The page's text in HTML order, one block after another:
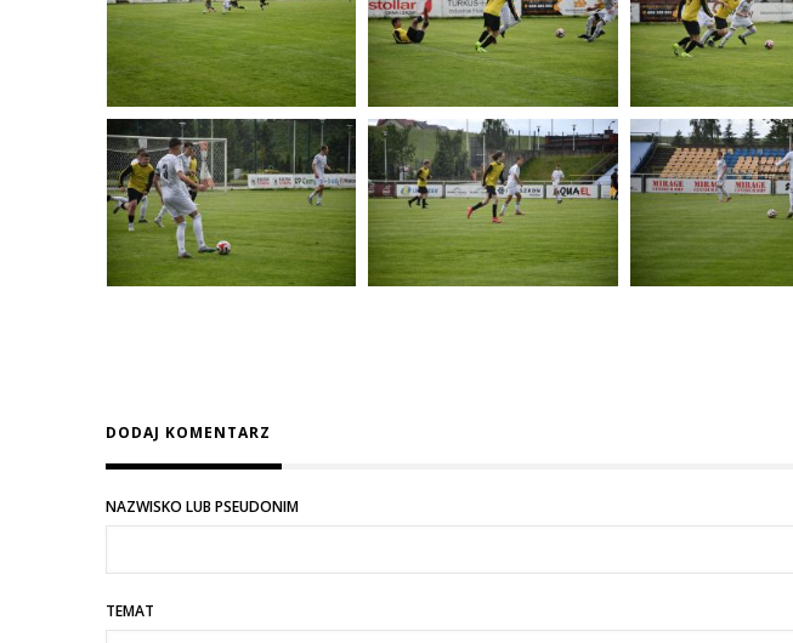
DODAJ KOMENTARZ
NAZWISKO LUB PSEUDONIM
TEMAT